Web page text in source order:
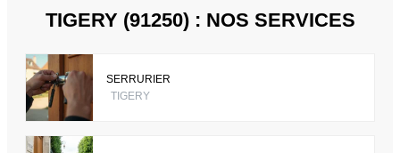
TIGERY (91250) : NOS SERVICES
SERRURIER
TIGERY